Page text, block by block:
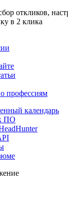
откликов,
в 2 клика
профессиям
календарь
ПО